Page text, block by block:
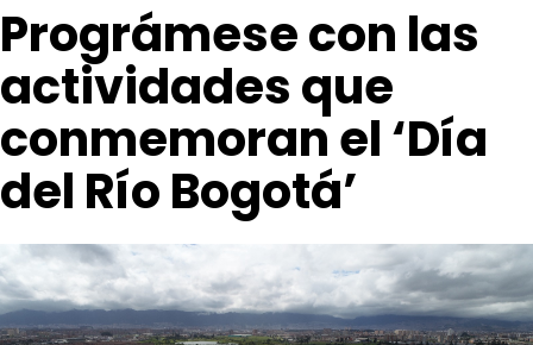
Prográmese con las
actividades que
conmemoran el ‘Día
del Río Bogotá’